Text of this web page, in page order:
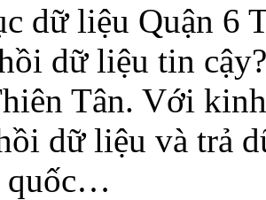
dữ liệu Quận 6
dữ liệu tin
Tân. Với
dữ liệu và trả
quốc…